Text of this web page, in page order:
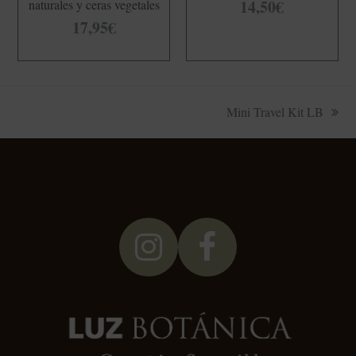
naturales y ceras vegetales
17,95€
14,50€
siguiente:
Mini Travel Kit LB
InstagramFacebook